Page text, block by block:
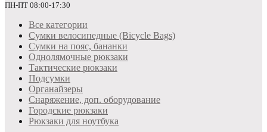
ПН-ПТ 08:00-17:30
Все категории
Сумки велосипедные (Bicycle Bags)
Сумки на пояс, бананки
Однолямочные рюкзаки
Тактические рюкзаки
Подсумки
Органайзеры
Снаряжение, доп. оборудование
Городские рюкзаки
Рюкзаки для ноутбука